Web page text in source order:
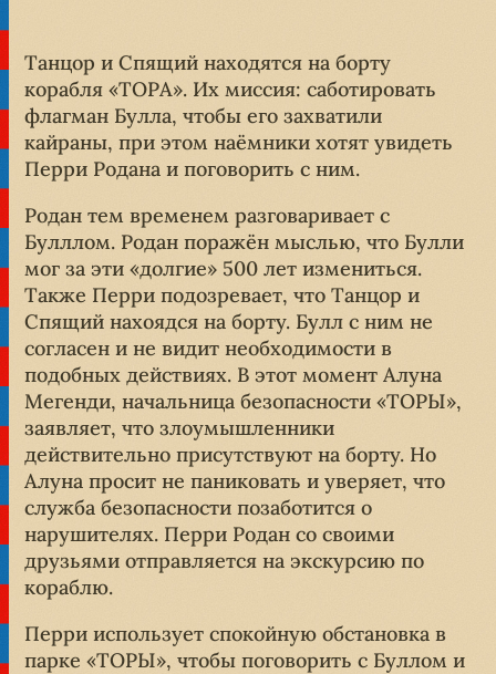
Танцор и Спящий находятся на борту
корабля «ТОРА». Их миссия: саботировать
флагман Булла, чтобы его захватили
кайраны, при этом наёмники хотят увидеть
Перри Родана и поговорить с ним.
Родан тем временем разговаривает с
Булллом. Родан поражён мыслью, что Булли
мог за эти «долгие» 500 лет измениться.
Также Перри подозревает, что Танцор и
Спящий нахоядся на борту. Булл с ним не
согласен и не видит необходимости в
подобных действиях. В этот момент Алуна
Мегенди, начальница безопасности «ТОРЫ»,
заявляет, что злоумышленники
действительно присутствуют на борту. Но
Алуна просит не паниковать и уверяет, что
служба безопасности позаботится о
нарушителях. Перри Родан со своими
друзьями отправляется на экскурсию по
кораблю.
Перри использует спокойную обстановка в
парке «ТОРЫ», чтобы поговорить с Буллом и